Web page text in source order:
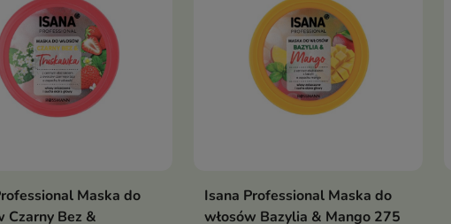
Dodaj do koszyka
Maska do
Czarny Bez &
Dodaj do koszyka
Isana Professional Maska do
włosów Bazylia & Mango 275